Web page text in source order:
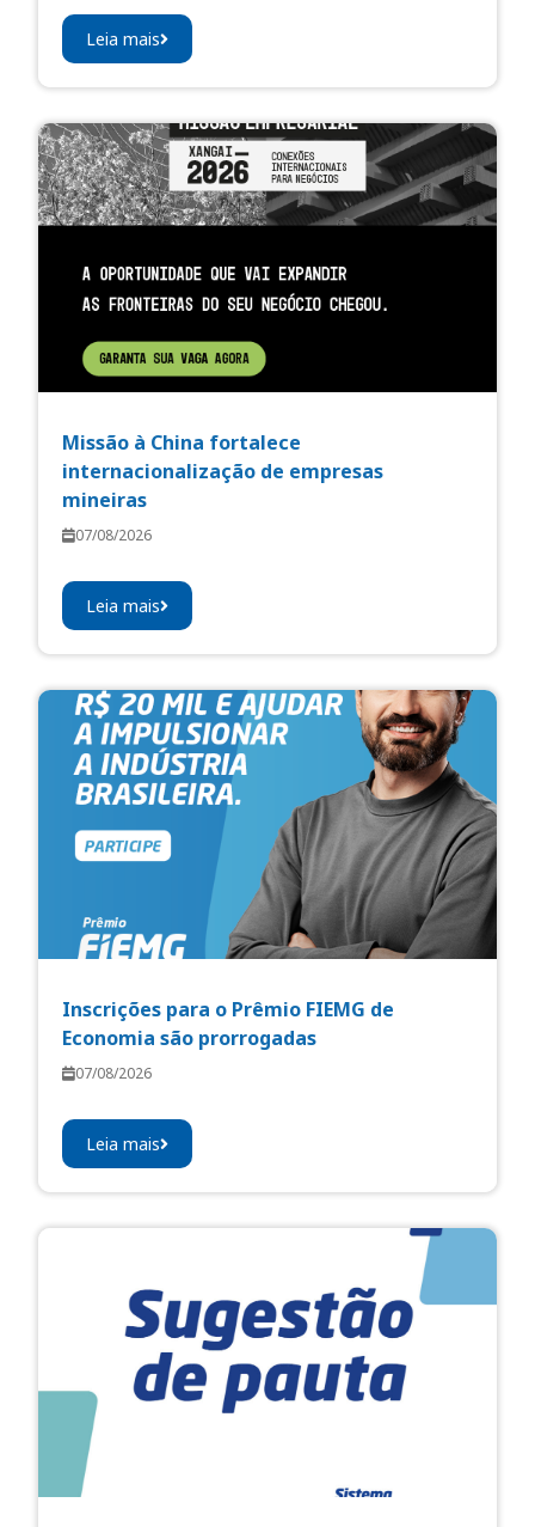
Leia mais
Missão à China fortalece
internacionalização de empresas
mineiras
07/08/2026
Leia mais
Inscrições para o Prêmio FIEMG de
Economia são prorrogadas
07/08/2026
Leia mais